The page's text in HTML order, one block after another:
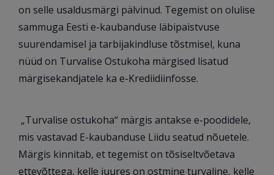
on selle usaldusmärgi pälvinud. Tegemist on olulise
sammuga Eesti e-kaubanduse läbipaistvuse
suurendamisel ja tarbijakindluse tõstmisel, kuna
nüüd on Turvalise Ostukoha märgised lisatud
märgisekandjatele ka e-Krediidiinfosse.
„Turvalise ostukoha“ märgis antakse e-poodidele,
mis vastavad E-kaubanduse Liidu seatud nõuetele.
Märgis kinnitab, et tegemist on tõsiseltvõetava
ettevõttega, kelle juures on ostmine turvaline, kelle